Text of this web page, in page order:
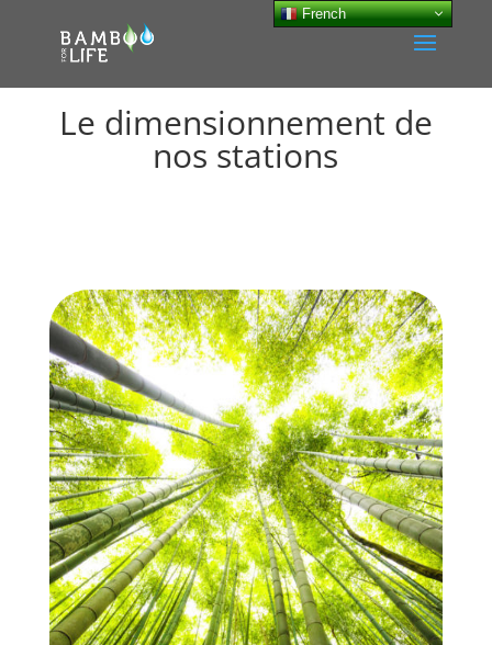
Le dimensionnement de
nos stations
French